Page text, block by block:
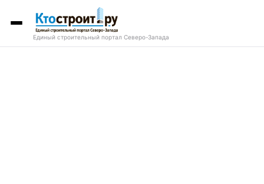
Единый строительный портал Северо-Запада